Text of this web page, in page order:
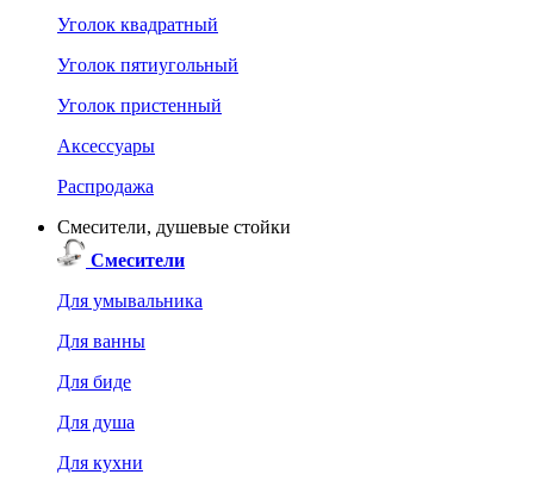
Уголок квадратный
Уголок пятиугольный
Уголок пристенный
Аксессуары
Распродажа
Смесители, душевые стойки
Смесители
Для умывальника
Для ванны
Для биде
Для душа
Для кухни